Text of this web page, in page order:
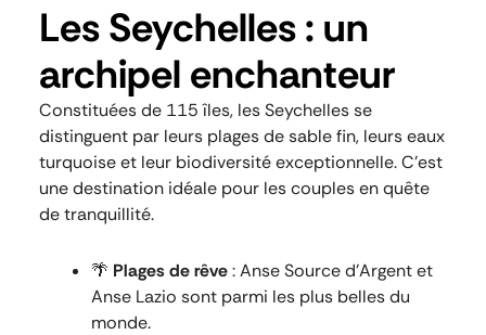
Les Seychelles : un
archipel enchanteur
Constituées de 115 îles, les Seychelles se
distinguent par leurs plages de sable fin, leurs eaux
turquoise et leur biodiversité exceptionnelle. C’est
une destination idéale pour les couples en quête
de tranquillité.
🌴 Plages de rêve: Anse Source d’Argent et
Anse Lazio sont parmi les plus belles du
monde.